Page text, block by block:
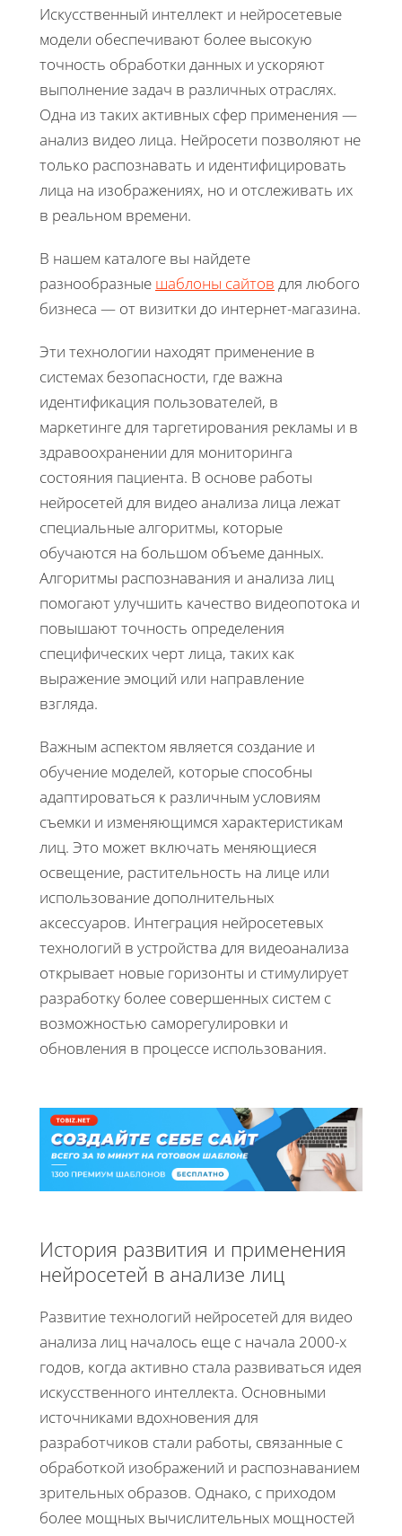
Искусственный интеллект и нейросетевые
модели обеспечивают более высокую
точность обработки данных и ускоряют
выполнение задач в различных отраслях.
Одна из таких активных сфер применения —
анализ видео лица. Нейросети позволяют не
только распознавать и идентифицировать
лица на изображениях, но и отслеживать их
в реальном времени.
В нашем каталоге вы найдете
разнообразные шаблоны сайтов для любого
бизнеса — от визитки до интернет-магазина.
Эти технологии находят применение в
системах безопасности, где важна
идентификация пользователей, в
маркетинге для таргетирования рекламы и в
здравоохранении для мониторинга
состояния пациента. В основе работы
нейросетей для видео анализа лица лежат
специальные алгоритмы, которые
обучаются на большом объеме данных.
Алгоритмы распознавания и анализа лиц
помогают улучшить качество видеопотока и
повышают точность определения
специфических черт лица, таких как
выражение эмоций или направление
взгляда.
Важным аспектом является создание и
обучение моделей, которые способны
адаптироваться к различным условиям
съемки и изменяющимся характеристикам
лиц. Это может включать меняющиеся
освещение, растительность на лице или
использование дополнительных
аксессуаров. Интеграция нейросетевых
технологий в устройства для видеоанализа
открывает новые горизонты и стимулирует
разработку более совершенных систем с
возможностью саморегулировки и
обновления в процессе использования.
История развития и применения
нейросетей в анализе лиц
Развитие технологий нейросетей для видео
анализа лиц началось еще с начала 2000-х
годов, когда активно стала развиваться идея
искусственного интеллекта. Основными
источниками вдохновения для
разработчиков стали работы, связанные с
обработкой изображений и распознаванием
зрительных образов. Однако, с приходом
более мощных вычислительных мощностей